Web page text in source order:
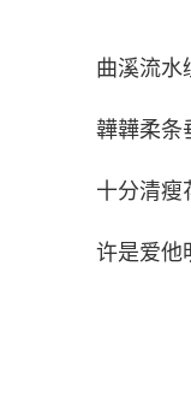
曲溪流水
韡韡柔条
十分清瘦
许是爱他